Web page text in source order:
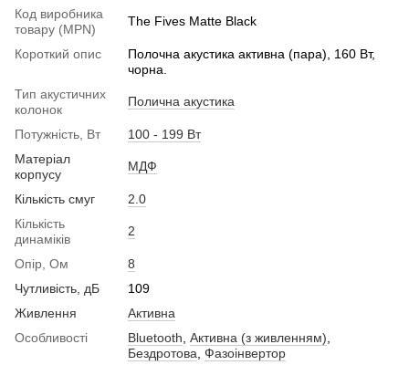
Код виробника
товару (MPN)
The Fives Matte Black
Короткий опис
Полочна акустика активна (пара), 160 Вт,
чорна.
Тип акустичних
колонок
Полична акустика
Потужність, Вт
100 - 199 Вт
Матеріал
корпусу
МДФ
Кількість смуг
2.0
Кількість
динаміків
2
Опір, Ом
8
Чутливість, дБ
109
Живлення
Активна
Особливості
Bluetooth Активна (з живленням)
Бездротова Фазоінвертор